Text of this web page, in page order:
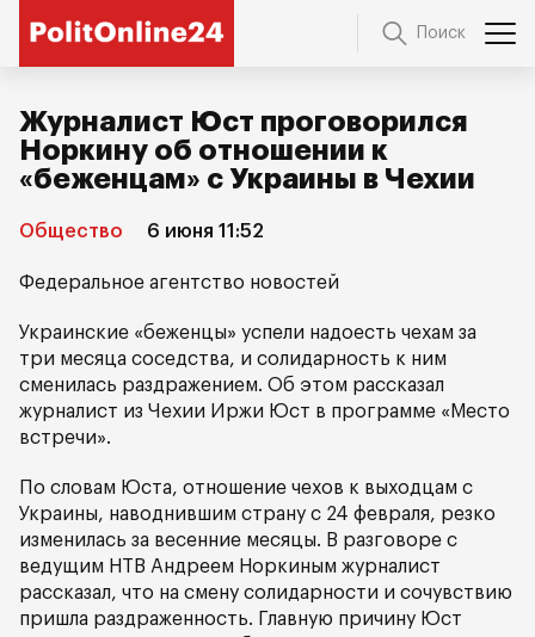
Поиск
Журналист Юст проговорился
Норкину об отношении к
«беженцам» с Украины в Чехии
Общество 6 июня 11:52
Федеральное агентство новостей
Украинские «беженцы» успели надоесть чехам за
три месяца соседства, и солидарность к ним
сменилась раздражением. Об этом рассказал
журналист из Чехии Иржи Юст в программе «Место
встречи».
По словам Юста, отношение чехов к выходцам с
Украины, наводнившим страну с 24 февраля, резко
изменилась за весенние месяцы. В разговоре с
ведущим НТВ Андреем Норкиным журналист
рассказал, что на смену солидарности и сочувствию
пришла раздраженность. Главную причину Юст